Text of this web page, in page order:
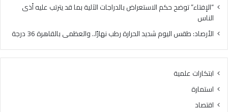
“الإفتاء” توضح حكم الاستعراض بالدراجات الآلية بما قد يترتب عليه أذى
الناس
الأرصاد: طقس اليوم شديد الحرارة رطب نهارًا.. والعظمى بالقاهرة 36 درجة
ابتكارات علمية
استمارة
اقتصاد